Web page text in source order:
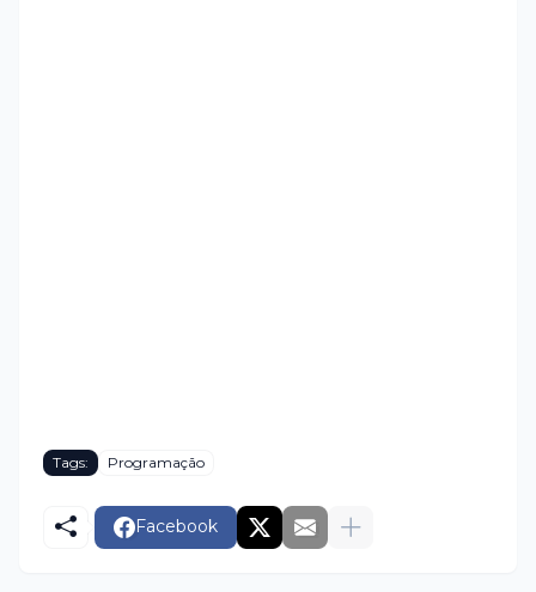
Tags: Programação
Facebook